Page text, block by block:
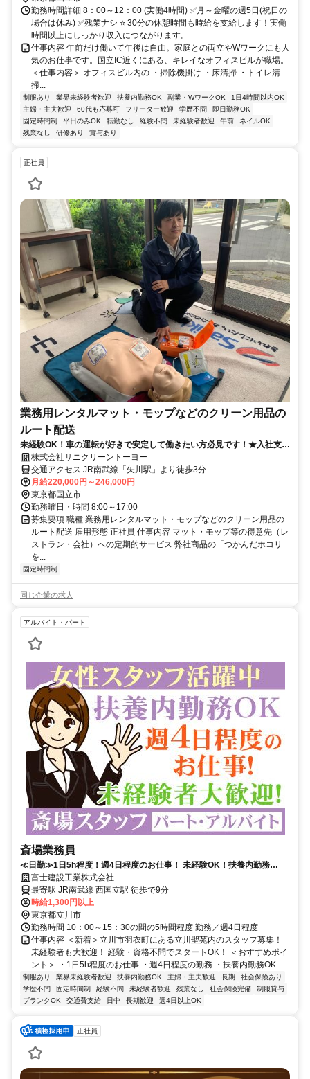
勤務時間詳細 8：00～12：00 (実働4時間) ✅月～金曜の週5日(祝日の
場合は休み) ✅残業ナシ ⭐ 30分の休憩時間も時給を支給します！実働
時間以上にしっかり収入につながります。
仕事内容 午前だけ働いて午後は自由。家庭との両立やWワークにも人
気のお仕事です。国立IC近くにある、キレイなオフィスビルが職場。
＜仕事内容＞ オフィスビル内の ・掃除機掛け ・床清掃 ・トイレ清
掃...
制服あり 業界未経験者歓迎 扶養内勤務OK 副業・WワークOK
1日4時間以内OK
主婦・主夫歓迎
60代も応募可 フリーター歓迎 学歴不問
即日勤務OK
固定時間制
平日のみOK 転勤なし 経験不問 未経験者歓迎 午前
ネイルOK
残業なし
研修あり 賞与あり
正社員
業務用レンタルマット・モップなどのクリーン用品の
ルート配送
未経験OK！車の運転が好きで安定して働きたい方必見です！★入社支度
金50,000円支給（規定あり）
株式会社サニクリーントーヨー
交通アクセス JR南武線「矢川駅」より徒歩3分
月給220,000円～246,000円
東京都国立市
勤務曜日・時間 8:00～17:00
募集要項 職種 業務用レンタルマット・モップなどのクリーン用品の
ルート配送 雇用形態 正社員 仕事内容 マット・モップ等の得意先（レ
ストラン・会社）への定期的サービス 弊社商品の「つかんだホコリ
を...
固定時間制
同じ企業の求人
アルバイト・パート
斎場業務員
≪日勤≫1日5h程度！週4日程度のお仕事！ 未経験OK！扶養内勤務
OK！ プライベートも充実！
富士建設工業株式会社
最寄駅 JR南武線 西国立駅 徒歩で9分
時給1,300円以上
東京都立川市
勤務時間 10：00～15：30の間の5時間程度 勤務／週4日程度
仕事内容 ＜新着＞立川市羽衣町にある立川聖苑内のスタッフ募集！
未経験者も大歓迎！ 経験・資格不問でスタートOK！ ＜おすすめポイ
ント＞ ・1日5h程度のお仕事 ・週4日程度の勤務 ・扶養内勤務OK...
制服あり 業界未経験者歓迎 扶養内勤務OK 主婦・主夫歓迎 長期
社会保険あり
学歴不問
固定時間制 経験不問 未経験者歓迎 残業なし 社会保険完備
制服貸与
ブランクOK
交通費支給 日中 長期歓迎 週4日以上OK
正社員